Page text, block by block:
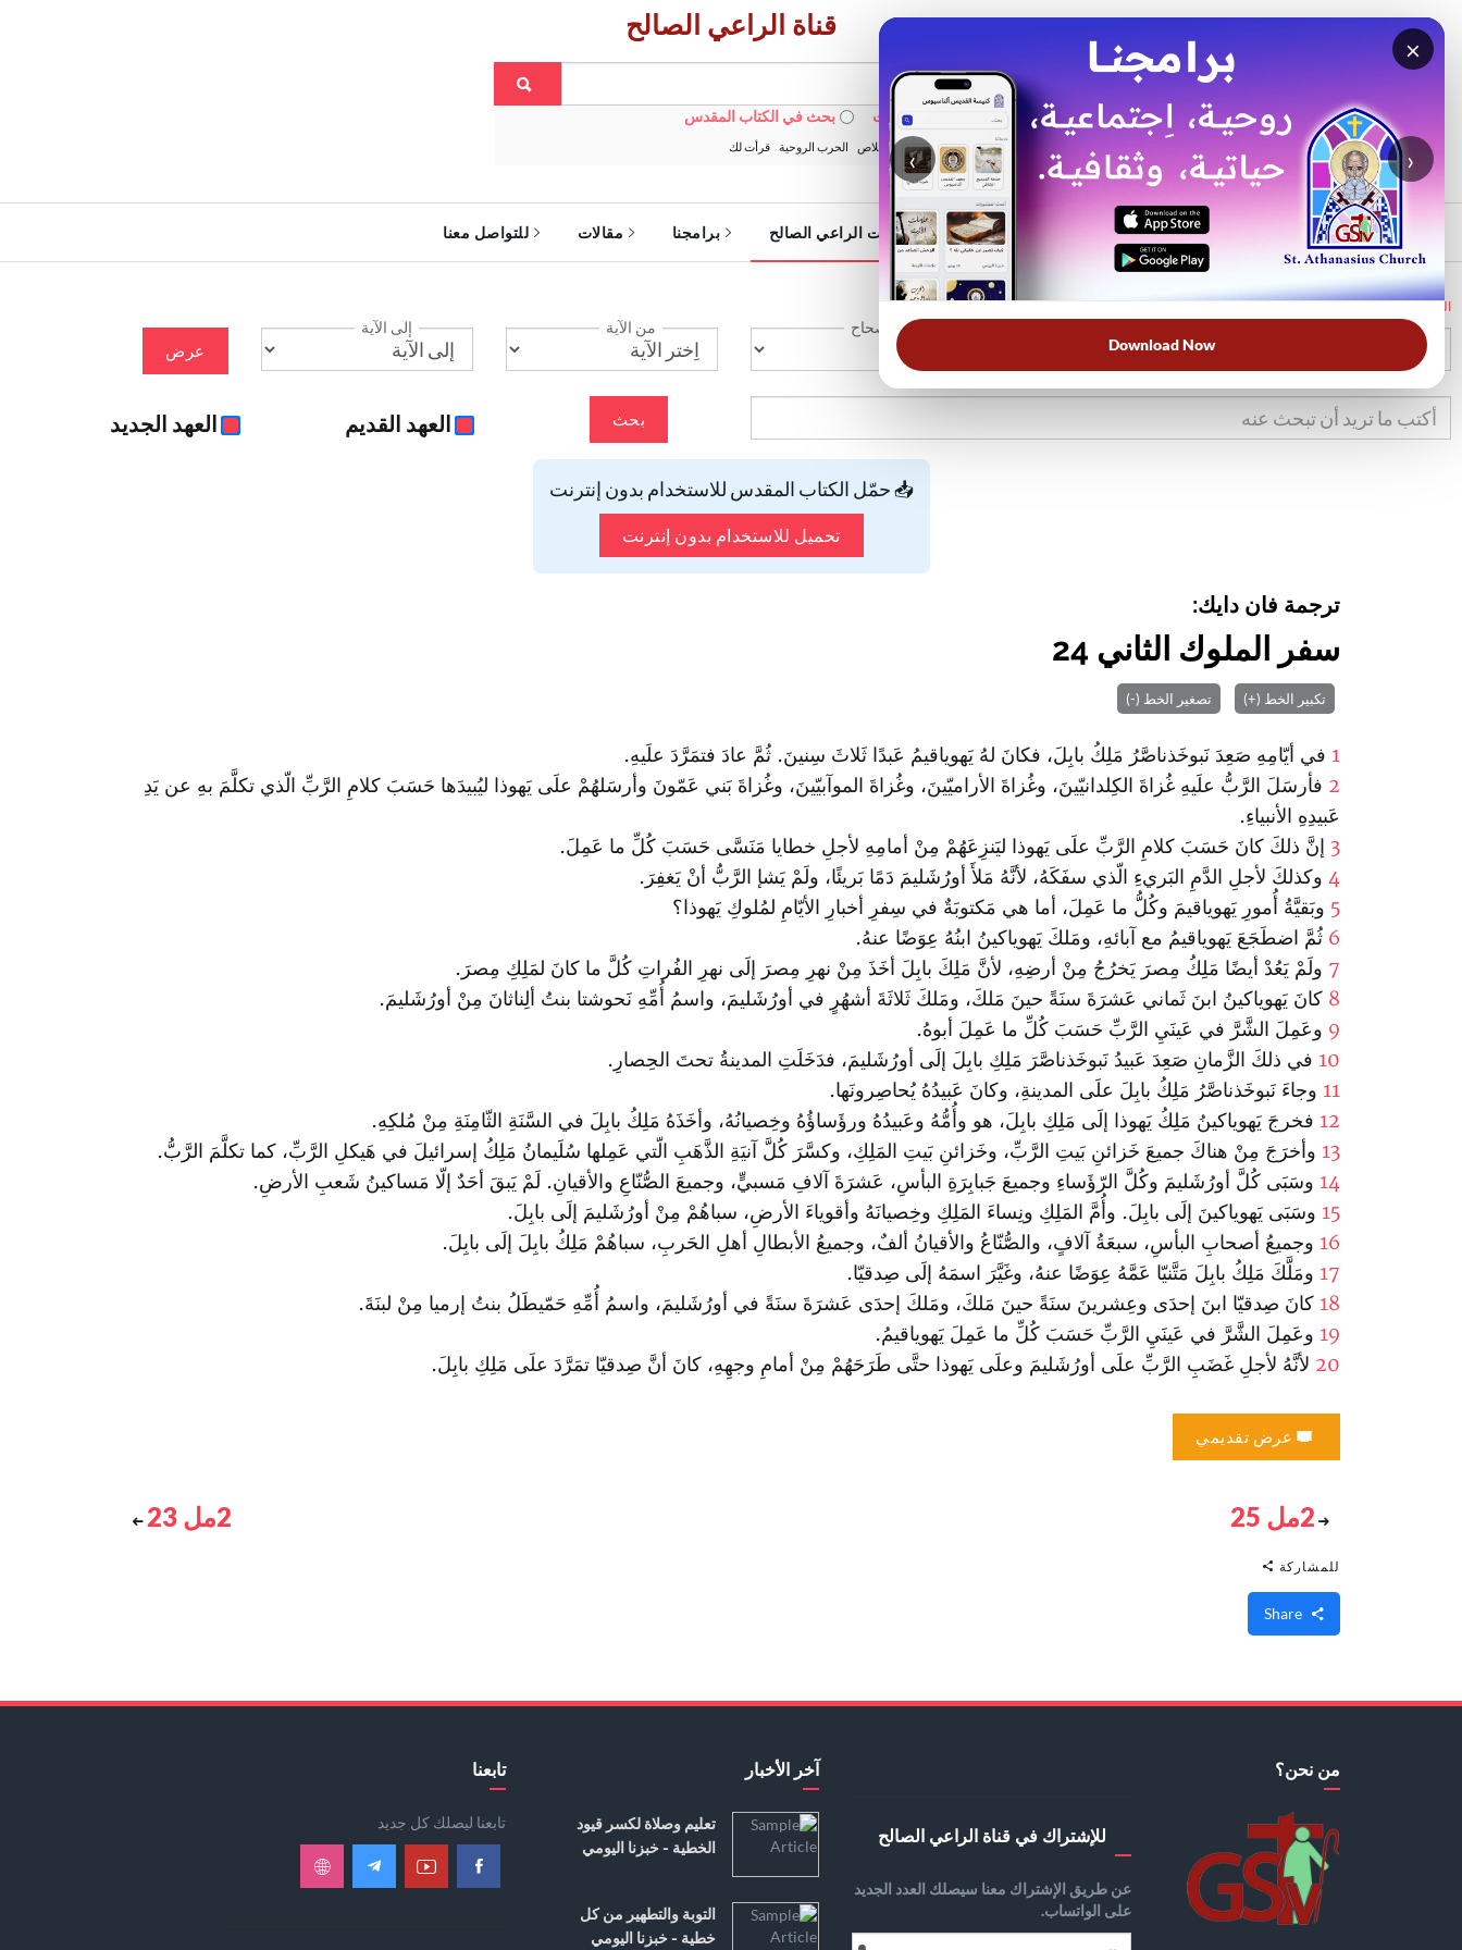
×
‹ ›
Download Now
قناة الراعي الصالح
بحث في الويبسايت بحث في الكتاب المقدس
الأكثر بحثًا: خبزنا اليومي الخلاص الحرب الروحية قرأت لك
الرئيسية خدمات الراعي الصالح برامجنا مقالات للتواصل معنا
الرئيسية
الإصحاح من الآية إلى الآية
عرض
بحث العهد القديم العهد الجديد
📥 حمّل الكتاب المقدس للاستخدام بدون إنترنت
تحميل للاستخدام بدون إنترنت
ترجمة فان دايك:
سفر الملوك الثاني 24
تكبير الخط (+) تصغير الخط (-)
1 في أيّامِهِ صَعِدَ نَبوخَذناصَّرُ مَلِكُ بابِلَ، فكانَ لهُ يَهوياقيمُ عَبدًا ثَلاثَ سِنينَ. ثُمَّ عادَ فتمَرَّدَ علَيهِ.
2 فأرسَلَ الرَّبُّ علَيهِ غُزاةَ الكِلدانيّينَ، وغُزاةَ الأراميّينَ، وغُزاةَ الموآبيّينَ، وغُزاةَ بَني عَمّونَ وأرسَلهُمْ علَى يَهوذا ليُبيدَها حَسَبَ كلامِ الرَّبِّ الّذي تكلَّمَ بهِ عن يَدِ
عَبيدِهِ الأنبياءِ.
3 إنَّ ذلكَ كانَ حَسَبَ كلامِ الرَّبِّ علَى يَهوذا ليَنزِعَهُمْ مِنْ أمامِهِ لأجلِ خطايا مَنَسَّى حَسَبَ كُلِّ ما عَمِلَ.
4 وكذلكَ لأجلِ الدَّمِ البَريءِ الّذي سفَكَهُ، لأنَّهُ مَلأَ أورُشَليمَ دَمًا بَريئًا، ولَمْ يَشإ الرَّبُّ أنْ يَغفِرَ.
5 وبَقيَّةُ أُمورِ يَهوياقيمَ وكُلُّ ما عَمِلَ، أما هي مَكتوبَةٌ في سِفرِ أخبارِ الأيّامِ لمُلوكِ يَهوذا؟
6 ثُمَّ اضطَجَعَ يَهوياقيمُ مع آبائهِ، ومَلكَ يَهوياكينُ ابنُهُ عِوَضًا عنهُ.
7 ولَمْ يَعُدْ أيضًا مَلِكُ مِصرَ يَخرُجُ مِنْ أرضِهِ، لأنَّ مَلِكَ بابِلَ أخَذَ مِنْ نهرِ مِصرَ إلَى نهرِ الفُراتِ كُلَّ ما كانَ لمَلِكِ مِصرَ.
8 كانَ يَهوياكينُ ابنَ ثَماني عَشرَةَ سنَةً حينَ مَلكَ، ومَلكَ ثَلاثَةَ أشهُرٍ في أورُشَليمَ، واسمُ أُمِّهِ نَحوشتا بنتُ ألِناثانَ مِنْ أورُشَليمَ.
9 وعَمِلَ الشَّرَّ في عَينَيِ الرَّبِّ حَسَبَ كُلِّ ما عَمِلَ أبوهُ.
10 في ذلكَ الزَّمانِ صَعِدَ عَبيدُ نَبوخَذناصَّرَ مَلِكِ بابِلَ إلَى أورُشَليمَ، فدَخَلَتِ المدينةُ تحتَ الحِصارِ.
11 وجاءَ نَبوخَذناصَّرُ مَلِكُ بابِلَ علَى المدينةِ، وكانَ عَبيدُهُ يُحاصِرونَها.
12 فخرجَ يَهوياكينُ مَلِكُ يَهوذا إلَى مَلِكِ بابِلَ، هو وأُمُّهُ وعَبيدُهُ ورؤَساؤُهُ وخِصيانُهُ، وأخَذَهُ مَلِكُ بابِلَ في السَّنَةِ الثّامِنَةِ مِنْ مُلكِهِ.
13 وأخرَجَ مِنْ هناكَ جميعَ خَزائنِ بَيتِ الرَّبِّ، وخَزائنِ بَيتِ المَلِكِ، وكسَّرَ كُلَّ آنيَةِ الذَّهَبِ الّتي عَمِلها سُلَيمانُ مَلِكُ إسرائيلَ في هَيكلِ الرَّبِّ، كما تكلَّمَ الرَّبُّ.
14 وسَبَى كُلَّ أورُشَليمَ وكُلَّ الرّؤَساءِ وجميعَ جَبابِرَةِ البأسِ، عَشرَةَ آلافِ مَسبيٍّ، وجميعَ الصُّنّاعِ والأقيانِ. لَمْ يَبقَ أحَدٌ إلّا مَساكينُ شَعبِ الأرضِ.
15 وسَبَى يَهوياكينَ إلَى بابِلَ. وأُمَّ المَلِكِ ونِساءَ المَلِكِ وخِصيانَهُ وأقوياءَ الأرضِ، سباهُمْ مِنْ أورُشَليمَ إلَى بابِلَ.
16 وجميعُ أصحابِ البأسِ، سبعَةُ آلافٍ، والصُّنّاعُ والأقيانُ ألفٌ، وجميعُ الأبطالِ أهلِ الحَربِ، سباهُمْ مَلِكُ بابِلَ إلَى بابِلَ.
17 ومَلَّكَ مَلِكُ بابِلَ مَتَّنيّا عَمَّهُ عِوَضًا عنهُ، وغَيَّرَ اسمَهُ إلَى صِدقيّا.
18 كانَ صِدقيّا ابنَ إحدَى وعِشرينَ سنَةً حينَ مَلكَ، ومَلكَ إحدَى عَشرَةَ سنَةً في أورُشَليمَ، واسمُ أُمِّهِ حَمّيطَلُ بنتُ إرميا مِنْ لبنَةَ.
19 وعَمِلَ الشَّرَّ في عَينَيِ الرَّبِّ حَسَبَ كُلِّ ما عَمِلَ يَهوياقيمُ.
20 لأنَّهُ لأجلِ غَضَبِ الرَّبِّ علَى أورُشَليمَ وعلَى يَهوذا حتَّى طَرَحَهُمْ مِنْ أمامِ وجهِهِ، كانَ أنَّ صِدقيّا تمَرَّدَ علَى مَلِكِ بابِلَ.
عرض تقديمي
2مل 25 2مل 23
للمشاركة
من نحن؟
للإشتراك في قناة الراعي الصالح
عن طريق الإشتراك معنا سيصلك العدد الجديد
على الواتساب.
آخر الأخبار
تعليم وصلاة لكسر قيود
الخطية - خبزنا اليومي
التوبة والتطهير من كل
خطية - خبزنا اليومي
تابعنا
تابعنا ليصلك كل جديد